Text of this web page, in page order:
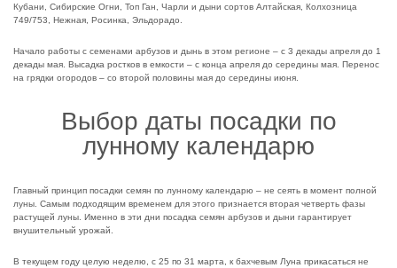
Кубани, Сибирские Огни, Топ Ган, Чарли и дыни сортов Алтайская, Колхозница
749/753, Нежная, Росинка, Эльдорадо.
Начало работы с семенами арбузов и дынь в этом регионе – с 3 декады апреля до 1
декады мая. Высадка ростков в емкости – с конца апреля до середины мая. Перенос
на грядки огородов – со второй половины мая до середины июня.
Выбор даты посадки по
лунному календарю
Главный принцип посадки семян по лунному календарю – не сеять в момент полной
луны. Самым подходящим временем для этого признается вторая четверть фазы
растущей луны. Именно в эти дни посадка семян арбузов и дыни гарантирует
внушительный урожай.
В текущем году целую неделю, с 25 по 31 марта, к бахчевым Луна прикасаться не